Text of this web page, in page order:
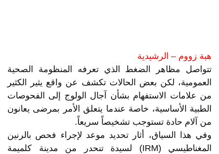
هبة زووم – الرشيدية
تتواصل مظاهر الضغط الذي تعرفه المنظومة الصحية
العمومية، لكن بعض الحالات تكشف عن واقع يثير الكثير
من علامات الاستفهام بشأن آجال الولوج إلى الفحوصات
الطبية الأساسية، خاصة عندما يتعلق الأمر بمرضى يعانون
من آلام حادة تستوجب تشخيصاً سريعاً.
وفي هذا السياق، أثار تحديد موعد لإجراء فحص بالرنين
المغناطيسي (IRM) لسيدة تنحدر من مدينة كلميمة